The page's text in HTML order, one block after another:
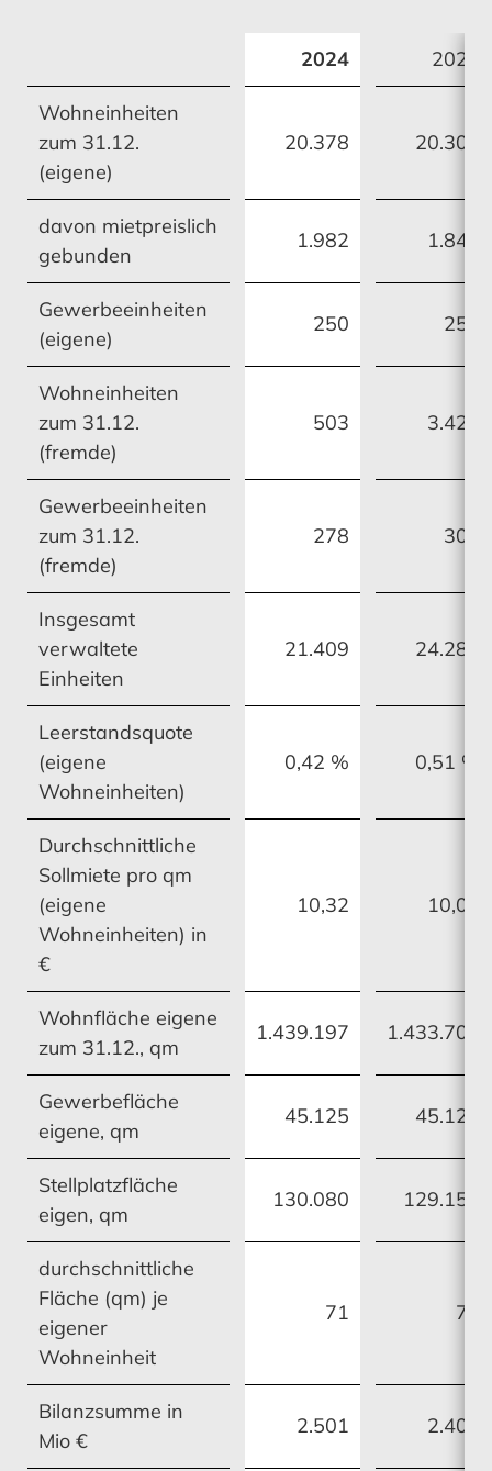
Konzernkapital­flussrechnung
MEHR ERFAHREN
Entwicklung des
Konzernanlagevermögens
MEHR ERFAHREN
Konzernanhang
MEHR ERFAHREN
Bestätigungsvermerk
MEHR ERFAHREN
MEHR ERFAHREN
Vermögens- und Ertragslage
MEHR ERFAHREN
Finanzierung
MEHR ERFAHREN
Mitarbeiter
MEHR ERFAHREN
Risikomanagement
MEHR ERFAHREN
Chancen
MEHR ERFAHREN
2024 2023
Wohneinheiten
zum 31.12.
(eigene)
20.378 20.302
davon mietpreislich
gebunden
1.982 1.847
Gewerbeeinheiten
(eigene)
250 253
Wohneinheiten
zum 31.12.
(fremde)
503 3.424
Gewerbeeinheiten
zum 31.12.
(fremde)
278 307
Insgesamt
verwaltete
Einheiten
21.409 24.286
Leerstandsquote
(eigene
Wohneinheiten)
0,42 % 0,51 %
Durchschnittliche
Sollmiete pro qm
(eigene
Wohneinheiten) in
€
10,32 10,07
Wohnfläche eigene
zum 31.12., qm
1.439.197 1.433.704
Gewerbefläche
eigene, qm
45.125 45.129
Stellplatzfläche
eigen, qm
130.080 129.152
durchschnittliche
Fläche (qm) je
eigener
Wohneinheit
71 71
Bilanzsumme in
Mio €
2.501 2.402
Konzernkapital­flussrechnung
MEHR ERFAHREN
Entwicklung des
Konzernanlagevermögens
MEHR ERFAHREN
Konzernanhang
MEHR ERFAHREN
Bestätigungsvermerk
MEHR ERFAHREN
MEHR ERFAHREN
Vermögens- und Ertragslage
MEHR ERFAHREN
Mitarbeiter
MEHR ERFAHREN
Risikomanagement
Chancen
MEHR ERFAHREN
Ausblick
MEHR ERFAHREN